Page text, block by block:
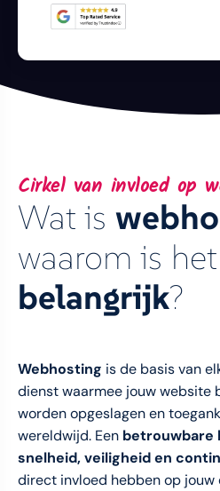
Cirkel van invloed op
Wat is
waarom is het
belangrijk?
Webhosting is de basis van
dienst waarmee jouw website
worden opgeslagen en
wereldwijd. Een betrouwbare
snelheid, veiligheid en
direct invloed hebben op